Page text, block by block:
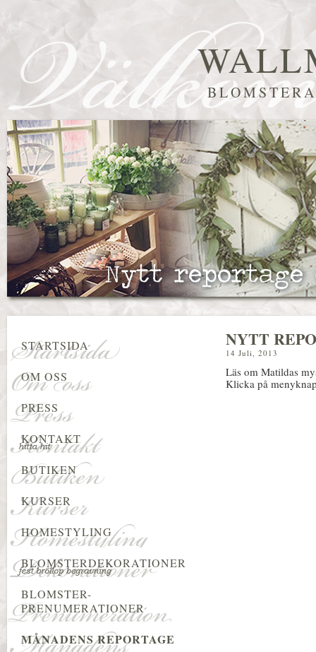
NYTT
14 Juli, 2013
Läs om Matildas
Klicka på
STARTSIDA
OM OSS
PRESS
KONTAKT
BUTIKEN
KURSER
HOMESTYLING
BLOMSTERDEKORATIONER
BLOMSTER-
PRENUMERATIONER
MÅNADENS REPORTAGE